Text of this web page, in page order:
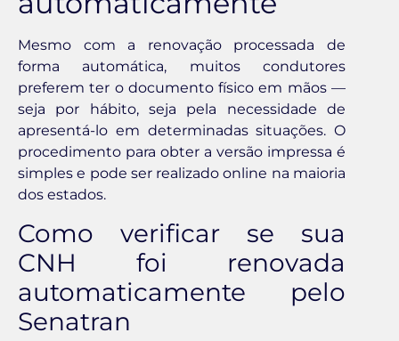
Mesmo com a renovação processada de
forma automática, muitos condutores
preferem ter o documento físico em mãos —
seja por hábito, seja pela necessidade de
apresentá-lo em determinadas situações. O
procedimento para obter a versão impressa é
simples e pode ser realizado online na maioria
dos estados.
Como verificar se sua
CNH foi renovada
automaticamente pelo
Senatran